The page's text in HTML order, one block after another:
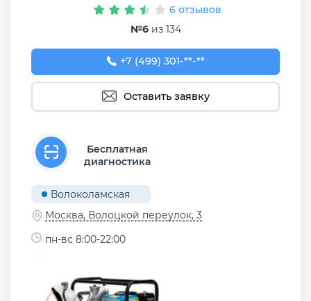
6 отзывов
№6из 134
+7 (499) 301-78-79
+7 (499) 301-**-**
Оставить заявку
Бесплатная
диагностика
Волоколамская
Москва, Волоцкой переулок, 3
пн-вс 8:00-22:00